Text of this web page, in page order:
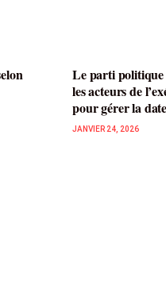
Le parti
les acteurs de
pour gérer la
JANVIER 24, 2026